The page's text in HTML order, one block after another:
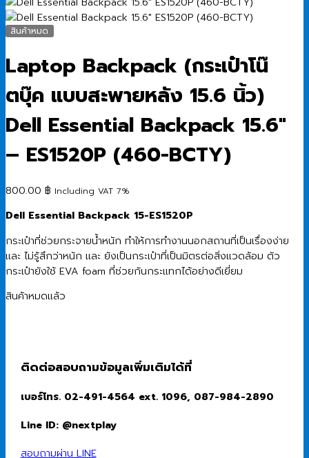
สินค้าหมด
Laptop Backpack (กระเป๋าโน๊
ตบุ๊ค แบบสะพายหลัง 15.6 นิ้ว)
Dell Essential Backpack 15.6″
– ES1520P (460-BCTY)
800.00 ฿ Including VAT 7%
Dell Essential Backpack 15-ES1520P
กระเป๋าที่ช่วยกระจายน้ำหนัก ทำให้การทำงานนอกสถานที่เป็นเรื่องง่าย
และ ไม่รู้สึกว่าหนัก และ ยังเป็นกระเป๋าที่เป็นมิตรต่อสิ่งแวดล้อม ตัว
กระเป๋ายังใช้ EVA foam ที่ช่วยกันกระแทกได้อย่างดีเยี่ยม
สินค้าหมดแล้ว
ติดต่อสอบถามข้อมูลเพิ่มเติมได้ที่
เบอร์โทร. 02-491-4564 ext. 1096, 087-984-2890
Line ID: @nextplay
สอบถามผ่าน LINE